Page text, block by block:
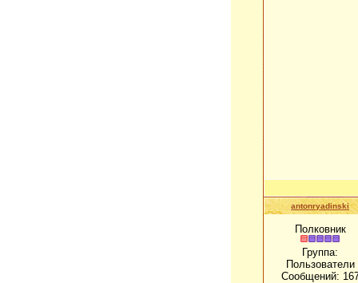
antonryadinski
Полковник
Группа:
Пользователи
Сообщений: